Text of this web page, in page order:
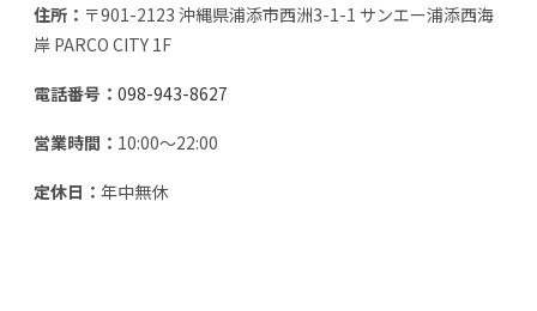
住所： 〒901-2123 沖縄県浦添市西洲3-1-1 サンエー浦添西海
岸 PARCO CITY 1F
電話番号： 098-943-8627
営業時間： 10:00～22:00
定休日： 年中無休